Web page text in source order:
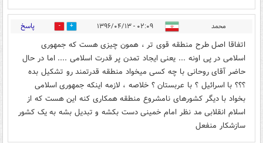
محمد ۰۲:۰۹ - ۱۳۹۶/۰۴/۱۳ 64 پاسخ
اتفاقا اصل طرح منطقه قوی تر ، همون چیزی هست که جمهوری
اسلامی در پی اونه ... یعنی ایجاد تمدن پر قدرت اسلامی .... اما در حال
حاضر آقای روحانی با چه کسی میخواد منطقه قدرتمند رو تشکیل بده
؟؟؟ با اسرائیل ؟ با عربستان ؟ خلاصه ، لازمه اینکه جمهوری اسلامی
بخواد با دیگر کشورهای نامشروع منطقه همکاری کنه این هست که از
اسلام انقلابی مد نظر امام خمینی دست بکشه و تبدیل بشه به یک کشور
سازشکار منفعل